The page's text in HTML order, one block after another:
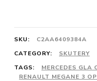
SKU:
C2AA6409384A
CATEGORY:
SKUTERY
TAGS:
MERCEDES GLA
RENAULT MEGANE 3